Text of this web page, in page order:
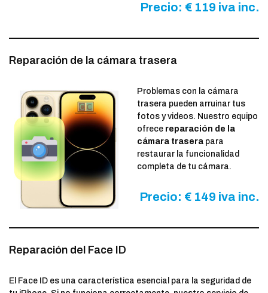
Precio: € 119 iva inc.
Reparación de la cámara trasera
Problemas con la cámara
trasera pueden arruinar tus
fotos y videos. Nuestro equipo
ofrece reparación de la
cámara trasera para
restaurar la funcionalidad
completa de tu cámara.
Precio: € 149 iva inc.
Reparación del Face ID
El Face ID es una característica esencial para la seguridad de